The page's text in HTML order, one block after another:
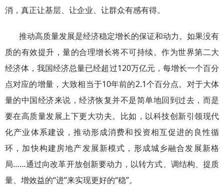
消，真正让基层、让企业、让群众有感有得。
推动高质量发展是经济稳定增长的保证和动力。如果没有
质的有效提升，量的合理增长将不可持续。作为世界第二大
经济体，我国经济总量已经超过120万亿元，每增长一个百分
点对应的增量，大致相当于10年前的2.1个百分点。对于大体
量的中国经济来说，经济恢复并不是简单地回到过去，而是
要在高质量发展上下更大功夫。比如，以科技创新引领现代
化产业体系建设，推动形成消费和投资相互促进的良性循
环，加快构建房地产发展新模式，形成城乡融合发展新格
局……通过向改革开放创新要动力，以转方式、调结构、提质
量、增效益的“进”来实现更好的“稳”。